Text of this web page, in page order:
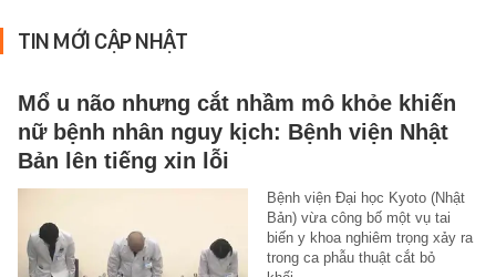
TIN MỚI CẬP NHẬT
Mổ u não nhưng cắt nhầm mô khỏe khiến
nữ bệnh nhân nguy kịch: Bệnh viện Nhật
Bản lên tiếng xin lỗi
Bệnh viện Đại học Kyoto (Nhật
Bản) vừa công bố một vụ tai
biến y khoa nghiêm trọng xảy ra
trong ca phẫu thuật cắt bỏ